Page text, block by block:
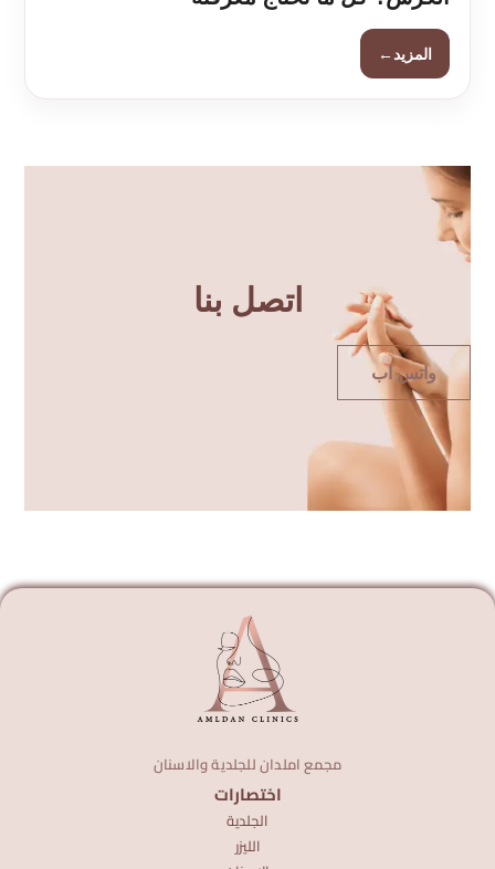
المزيد←
اتصل بنا
واتس اب
مجمع املدان للجلدية والاسنان
اختصارات
الجلدية
الليزر